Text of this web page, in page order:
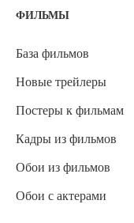
ФИЛЬМЫ
База фильмов
Новые трейлеры
Постеры к фильмам
Кадры из фильмов
Обои из фильмов
Обои с актерами